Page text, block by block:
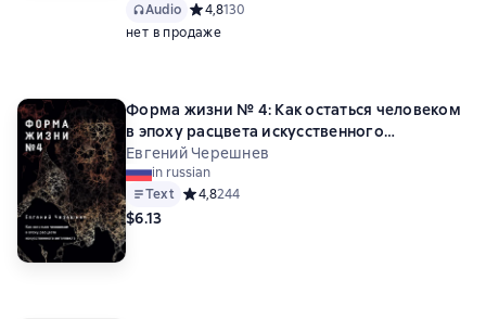
Audio Средний рейтинг 4,8 на основе 130 оценок
4,8130
нет в продаже
Форма жизни № 4: Как остаться человеком
в эпоху расцвета искусственного
интеллекта
Евгений Черешнев
in russian
Text Средний рейтинг 4,8 на основе 244 оценок
4,8244
$6.13